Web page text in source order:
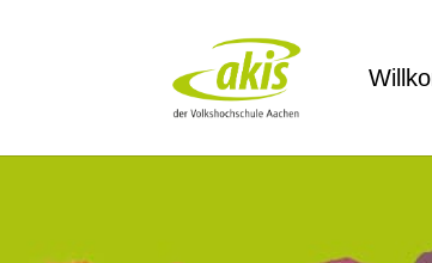
Zum Hauptinhalt springen